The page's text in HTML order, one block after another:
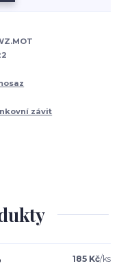
závit
185 Kč/ks